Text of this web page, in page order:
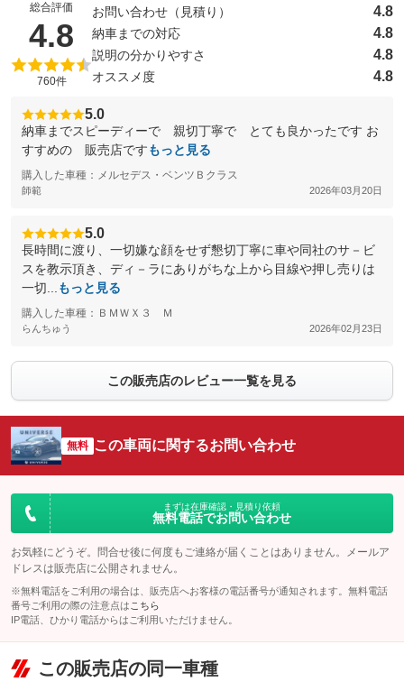
総合評価
4.8 （5点満点中）
760件
お問い合わせ（見積り） 4.8
納車までの対応 4.8
説明の分かりやすさ 4.8
オススメ度 4.8
5.0
納車までスピーディーで 親切丁寧で とても良かったです お
すすめの 販売店ですもっと見る
購入した車種：メルセデス・ベンツＢクラス
師範 2026年03月20日
5.0
長時間に渡り、一切嫌な顔をせず懇切丁寧に車や同社のサ－ビ
スを教示頂き、ディ－ラにありがちな上から目線や押し売りは
一切...
もっと見る
購入した車種：ＢＭＷＸ３ Ｍ
らんちゅう 2026年02月23日
この販売店のレビュー一覧を見る
無料 この車両に関するお問い合わせ
まずは在庫確認・見積り依頼
無料電話でお問い合わせ
お気軽にどうぞ。問合せ後に何度もご連絡が届くことはありません。メールア
ドレスは販売店に公開されません。
※無料電話をご利用の場合は、販売店へお客様の電話番号が通知されます。無料電話
番号ご利用の際の注意点は こちら
IP電話、ひかり電話からはご利用いただけません。
この販売店の同一車種